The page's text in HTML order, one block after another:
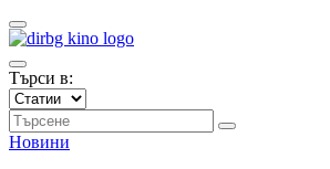
Търси в:
Новини